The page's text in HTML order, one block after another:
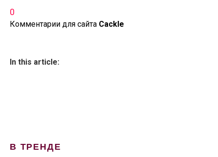
0
Комментарии для сайта Cackle
In this article:
В ТРЕНДЕ